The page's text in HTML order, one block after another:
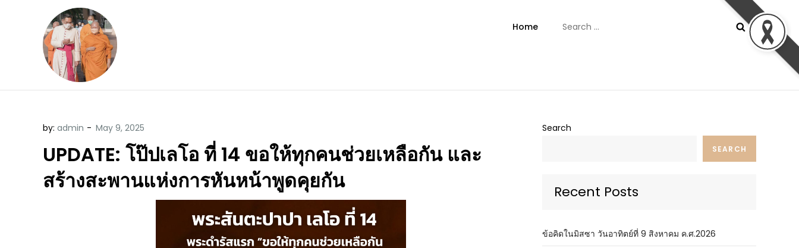
Home
for:
by: admin
UPDATE: โป๊ปเลโอ ที่ 14 ขอให้ทุกคนช่วยเหลือกัน และ
สร้างสะพานแห่งการหันหน้าพูดคุยกัน
Search
SEARCH
Recent Posts
ข้อคิดในมิสซา วันอาทิตย์ที่ 9 สิงหาคม ค.ศ.2026